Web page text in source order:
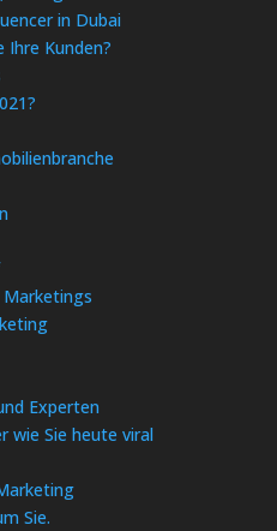
in Dubai
Ihre Kunden?
Experten
wie Sie heute viral
Sie.